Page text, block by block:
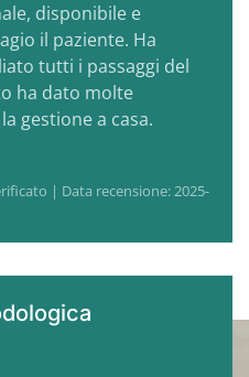
disponibile e
il paziente. Ha
tutti i passaggi del
ha dato molte
gestione a casa.
| Data recensione: 2025-